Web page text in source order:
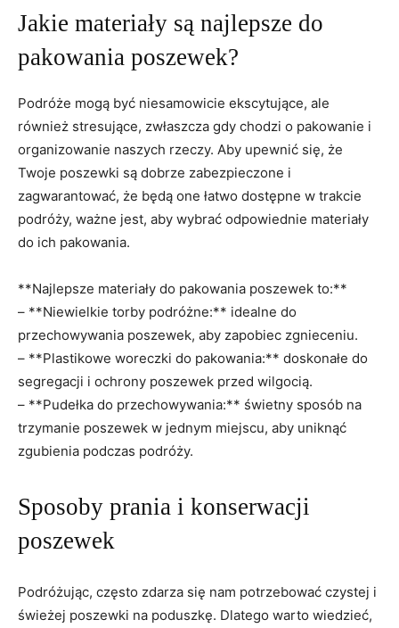
Jakie materiały ⁤są‍ najlepsze do
pakowania poszewek?
Podróże mogą być ​niesamowicie ⁢ekscytujące, ale
również stresujące, zwłaszcza gdy chodzi ​o ​pakowanie i
organizowanie naszych rzeczy. Aby upewnić się, że
Twoje poszewki są dobrze zabezpieczone i
zagwarantować, że będą one​ łatwo dostępne w trakcie‍
podróży, ważne jest, aby wybrać odpowiednie⁤ materiały
do ich pakowania.
**Najlepsze⁤ materiały do pakowania poszewek to:**
– **Niewielkie torby podróżne:** idealne do
przechowywania poszewek, aby zapobiec zgnieceniu.
– ⁢**Plastikowe woreczki do pakowania:** doskonałe do
segregacji i ochrony poszewek przed wilgocią.
– **Pudełka do przechowywania:**​ świetny sposób na
trzymanie poszewek ‌w jednym miejscu, aby uniknąć
zgubienia podczas podróży.
Sposoby prania i konserwacji
poszewek
Podróżując, często zdarza się nam potrzebować czystej i
świeżej poszewki na poduszkę. Dlatego warto wiedzieć,